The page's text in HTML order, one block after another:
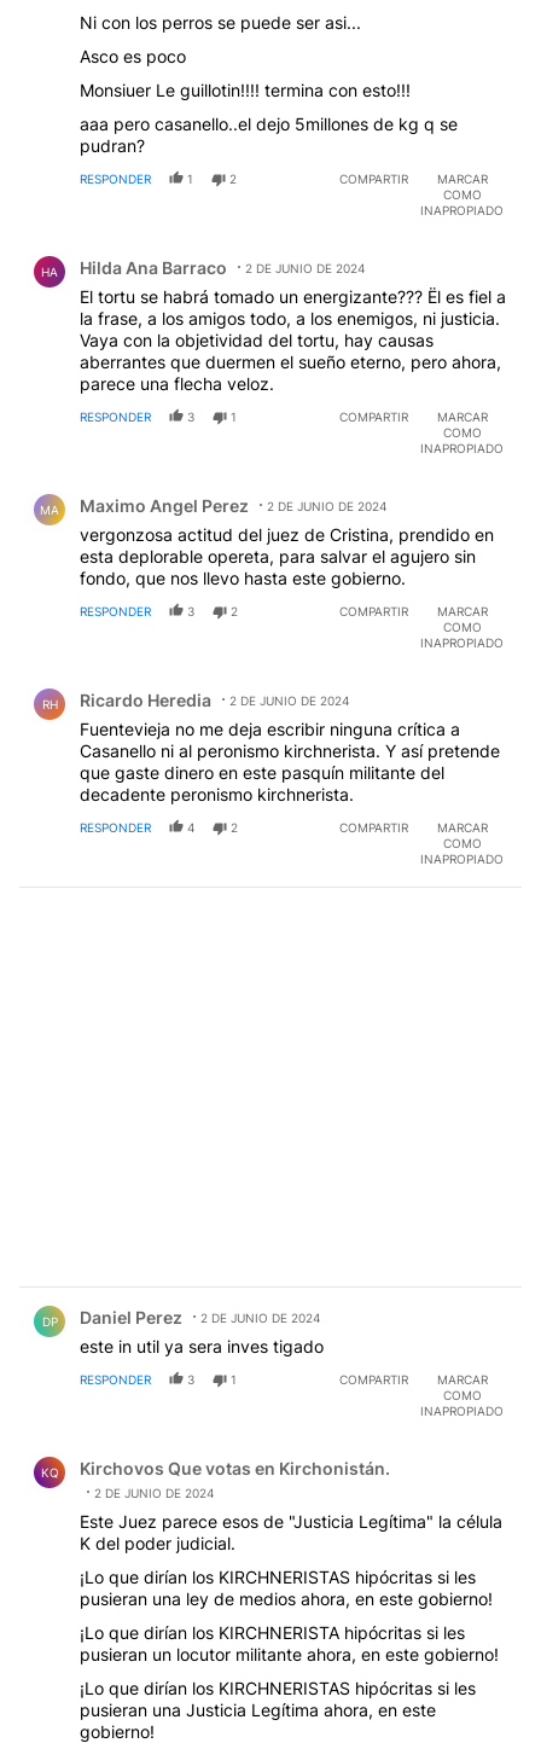
Ni con los perros se puede ser asi...
Asco es poco
Monsiuer Le guillotin!!!! termina con esto!!!
aaa pero casanello..el dejo 5millones de kg q se
pudran?
RESPONDER 1 2 COMPARTIR
MARCAR
COMO
INAPROPIADO
HA Hilda Ana Barraco 2 DE JUNIO DE 2024
El tortu se habrá tomado un energizante??? Ël es fiel a
la frase, a los amigos todo, a los enemigos, ni justicia.
Vaya con la objetividad del tortu, hay causas
aberrantes que duermen el sueño eterno, pero ahora,
parece una flecha veloz.
RESPONDER 3 1 COMPARTIR
MARCAR
COMO
INAPROPIADO
MA Maximo Angel Perez 2 DE JUNIO DE 2024
vergonzosa actitud del juez de Cristina, prendido en
esta deplorable opereta, para salvar el agujero sin
fondo, que nos llevo hasta este gobierno.
RESPONDER 3 2 COMPARTIR
MARCAR
COMO
INAPROPIADO
RH Ricardo Heredia 2 DE JUNIO DE 2024
Fuentevieja no me deja escribir ninguna crítica a
Casanello ni al peronismo kirchnerista. Y así pretende
que gaste dinero en este pasquín militante del
decadente peronismo kirchnerista.
RESPONDER 4 2 COMPARTIR
MARCAR
COMO
INAPROPIADO
DP Daniel Perez 2 DE JUNIO DE 2024
este in util ya sera inves tigado
RESPONDER 3 1 COMPARTIR
MARCAR
COMO
INAPROPIADO
KQ Kirchovos Que votas en Kirchonistán.
2 DE JUNIO DE 2024
Este Juez parece esos de "Justicia Legítima" la célula
K del poder judicial.
¡Lo que dirían los KIRCHNERISTAS hipócritas si les
pusieran una ley de medios ahora, en este gobierno!
¡Lo que dirían los KIRCHNERISTA hipócritas si les
pusieran un locutor militante ahora, en este gobierno!
¡Lo que dirían los KIRCHNERISTAS hipócritas si les
pusieran una Justicia Legítima ahora, en este
gobierno!